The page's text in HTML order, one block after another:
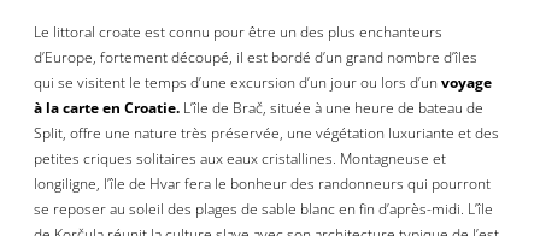
Le littoral croate est connu pour être un des plus enchanteurs
d’Europe, fortement découpé, il est bordé d’un grand nombre d’îles
qui se visitent le temps d’une excursion d’un jour ou lors d’unvoyage
à la carte en Croatie. L’île de Brač, située à une heure de bateau de
Split, offre une nature très préservée, une végétation luxuriante et des
petites criques solitaires aux eaux cristallines. Montagneuse et
longiligne, l’île de Hvar fera le bonheur des randonneurs qui pourront
se reposer au soleil des plages de sable blanc en fin d’après-midi. L’île